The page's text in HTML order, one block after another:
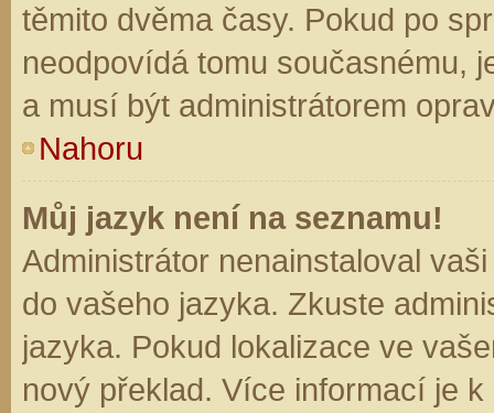
těmito dvěma časy. Pokud po
neodpovídá tomu současnému,
a musí být administrátorem
Nahoru
Můj jazyk není na seznamu!
Administrátor nenainstaloval
do vašeho jazyka. Zkuste
jazyka. Pokud lokalizace ve
nový překlad. Více informací je